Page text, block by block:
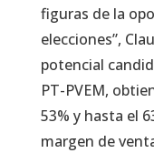
figuras de la
elecciones”,
potencial
PT-PVEM,
53% y hasta el
margen de